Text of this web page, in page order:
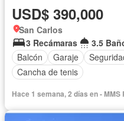
USD$ 390,000
San Carlos
3 Recámaras
3.5
Balcón
Garaje
Cancha de tenis
Hace 1 semana, 2 días en - MMS